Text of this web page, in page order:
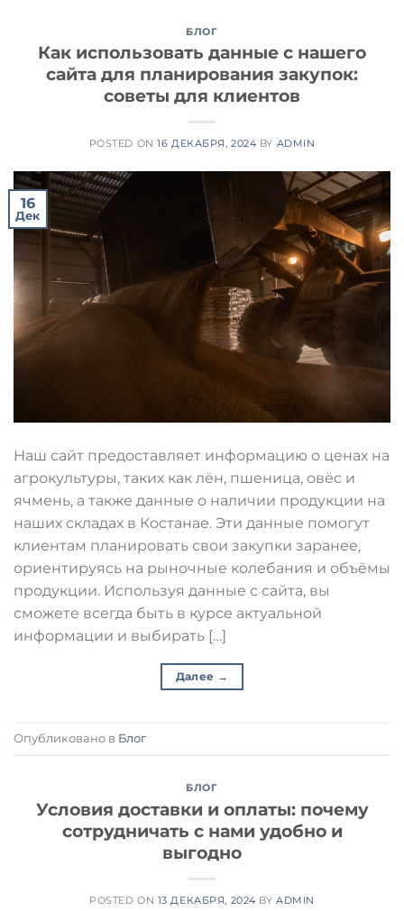
БЛОГ
Как использовать данные с нашего
сайта для планирования закупок:
советы для клиентов
POSTED ON16 ДЕКАБРЯ, 2024 BY ADMIN
16
Дек
Наш сайт предоставляет информацию о ценах на
агрокультуры, таких как лён, пшеница, овёс и
ячмень, а также данные о наличии продукции на
наших складах в Костанае. Эти данные помогут
клиентам планировать свои закупки заранее,
ориентируясь на рыночные колебания и объёмы
продукции. Используя данные с сайта, вы
сможете всегда быть в курсе актуальной
информации и выбирать […]
Далее →
Опубликовано в Блог
БЛОГ
Условия доставки и оплаты: почему
сотрудничать с нами удобно и
выгодно
POSTED ON 13 ДЕКАБРЯ, 2024 BY ADMIN